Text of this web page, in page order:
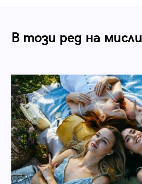
В този ред на мисли